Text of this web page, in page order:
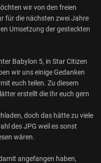
wir von den freien
für die nächsten zwei Jahre
Umsetzung der gesteckten
Babylon 5, in Star Citizen
wir uns einige Gedanken
euch teilen. Zu diesem
erstellt die Ihr euch gern
doch das hätte zu viele
des JPG weil es sonst
wären.
angefangen haben,